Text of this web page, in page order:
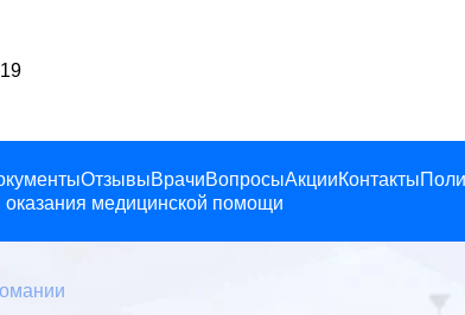
19
ОтзывыВрачиВопросыАкцииКонтакты
медицинской помощи